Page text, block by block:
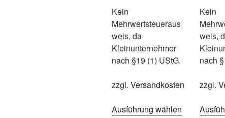
Kein
Mehrwertsteueraus
weis, da
Kleinunternehmer
nach §19 (1) UStG.
zzgl. Versandkosten
Ausführung wählen Dieses
Kein
weis,
nach
zzgl.